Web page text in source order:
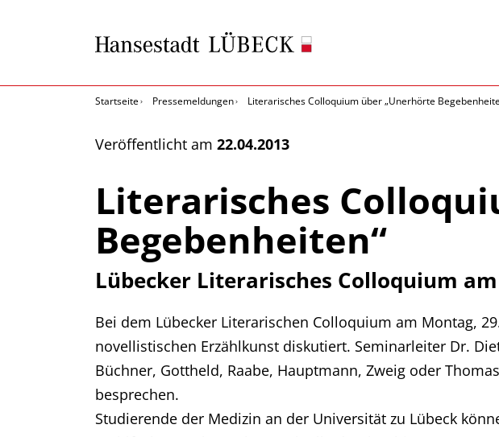
Startseite Pressemeldungen Literarisches Colloquium über „Unerhörte
Veröffentlicht am 22.04.2013
Literarisches
Begebenheiten“
Lübecker Literarisches Colloquium
Bei dem Lübecker Literarischen Colloquium am Montag,
novellistischen Erzählkunst diskutiert. Seminarleiter Dr.
Büchner, Gottheld, Raabe, Hauptmann, Zweig oder
besprechen.
Studierende der Medizin an der Universität zu Lübeck